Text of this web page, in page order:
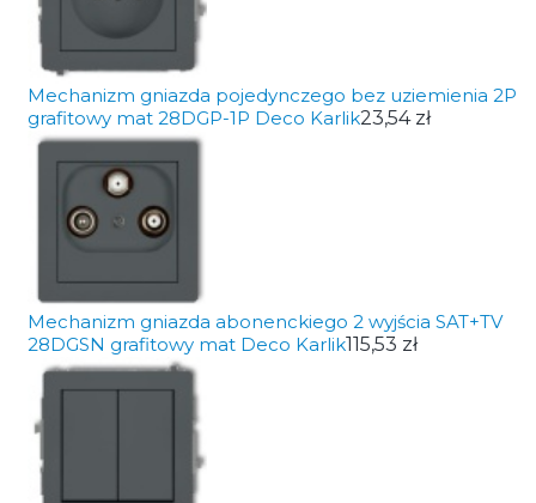
Mechanizm gniazda pojedynczego bez uziemienia 2P
grafitowy mat 28DGP-1P Deco Karlik23,54 zł
Mechanizm gniazda abonenckiego 2 wyjścia SAT+TV
28DGSN grafitowy mat Deco Karlik115,53 zł